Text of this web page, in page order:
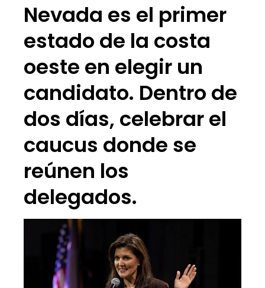
Nevada es el primer
estado de la costa
oeste en elegir un
candidato. Dentro de
dos días, celebrar el
caucus donde se
reúnen los
delegados.